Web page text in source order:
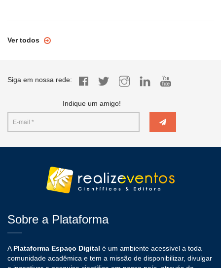
Ver todos
Siga em nossa rede:
Indique um amigo!
Sobre a Plataforma
A Plataforma Espaço Digital é um ambiente acessível a toda
comunidade acadêmica e tem a missão de disponibilizar, divulgar